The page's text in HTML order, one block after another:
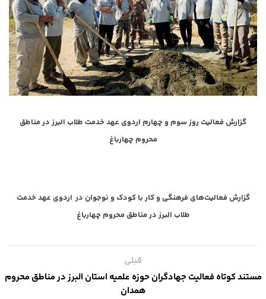
گزارش فعالیت روز سوم و چهارم اردوی عهد خدمت طلاب البرز در مناطق
محروم چهارباغ
گزارش فعالیت‌های فرهنگی و کار با کودک و نوجوان در اردوی عهد خدمت
طلاب البرز در مناطق محروم چهارباغ
قبلی
مستند کوتاه فعالیت جهادگران حوزه علمیه استان البرز در مناطق محروم
همدان